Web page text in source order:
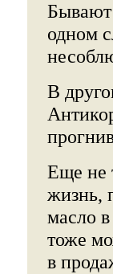
Бывают
одном
В
Еще не
жизнь,
масло
тоже
в